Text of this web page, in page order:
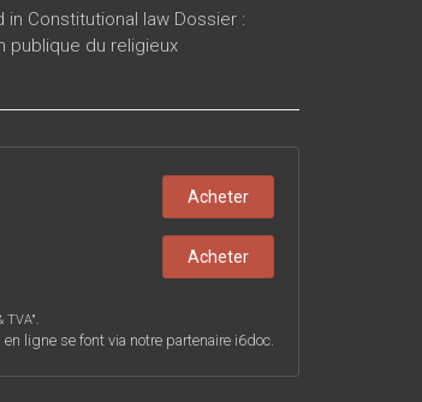
Constitutional law Dossier :
publique du religieux
Acheter
Acheter
TVA".
ligne se font via notre partenaire i6doc.